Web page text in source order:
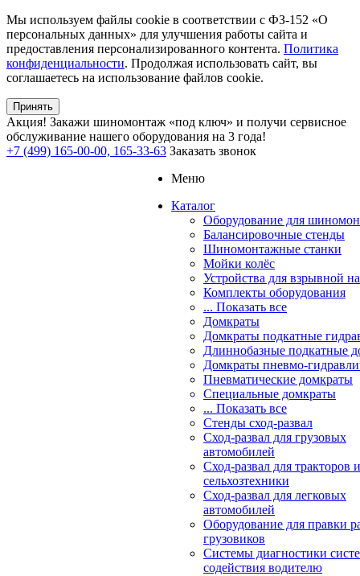
Мы используем файлы cookie в соответствии с ФЗ-152 «О
персональных данных» для улучшения работы сайта и
предоставления персонализированного контента. Политика
конфиденциальности. Продолжая использовать сайт, вы
соглашаетесь на использование файлов cookie.
Принять
Акция! Закажи шиномонтаж «под ключ» и получи сервисное
обслуживание нашего оборудования на 3 года!
+7 (499) 165-00-00, 165-33-63 Заказать звонок
Меню
Каталог
Оборудование для
Балансировочные стенды
Шиномонтажные станки
Мойки колёс
Устройства для взрывной
Комплекты оборудования
... Показать все
Домкраты
Домкраты подкатные
Длиннобазные подкатные
Домкраты пневмо-
Пневматические домкраты
Специальные домкраты
... Показать все
Стенды сход-развал
Сход-развал для грузовых
автомобилей
Сход-развал для тракторов и
сельхозтехники
Сход-развал для легковых
автомобилей
Оборудование для правки
грузовиков
Системы диагностики
содействия водителю